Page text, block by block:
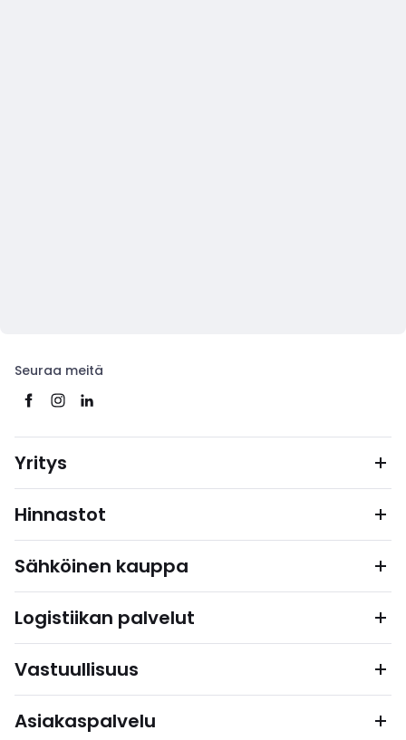
Seuraa meitä
Yritys
Hinnastot
Sähköinen kauppa
Logistiikan palvelut
Vastuullisuus
Asiakaspalvelu